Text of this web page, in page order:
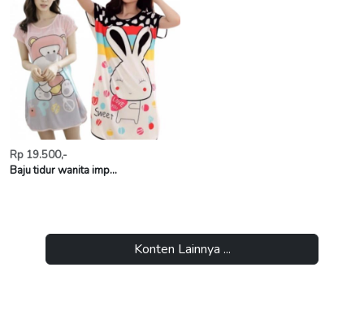
Rp 19.500,-
Baju tidur wanita imp...
Konten Lainnya ...